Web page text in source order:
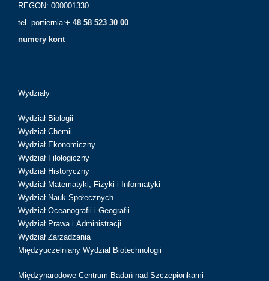
REGON: 000001330
tel. portiernia:+ 48 58 523 30 00
numery kont
Wydziały
Wydział Biologii
Wydział Chemii
Wydział Ekonomiczny
Wydział Filologiczny
Wydział Historyczny
Wydział Matematyki, Fizyki i Informatyki
Wydział Nauk Społecznych
Wydział Oceanografii i Geografii
Wydział Prawa i Administracji
Wydział Zarządzania
Międzyuczelniany Wydział Biotechnologii
Międzynarodowe Centrum Badań nad Szczepionkami